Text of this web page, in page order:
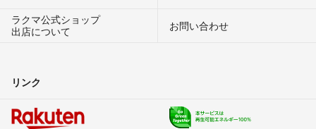
ラクマ公式ショップ
出店について
お問い合わせ
リンク